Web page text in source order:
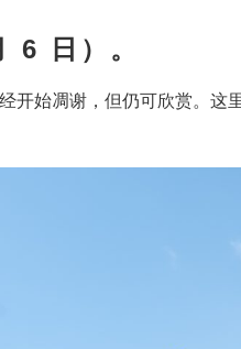
6 日）。
开始凋谢，但仍可欣赏。这